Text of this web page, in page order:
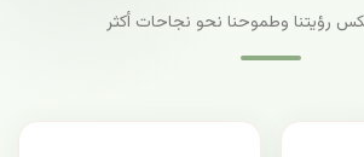
رؤيتنا وطموحنا نحو نجاحات أكثر